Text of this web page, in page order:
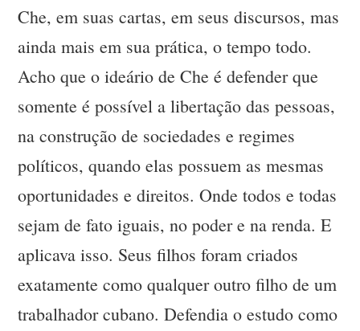
Che, em suas cartas, em seus discursos, mas
ainda mais em sua prática, o tempo todo.
Acho que o ideário de Che é defender que
somente é possível a libertação das pessoas,
na construção de sociedades e regimes
políticos, quando elas possuem as mesmas
oportunidades e direitos. Onde todos e todas
sejam de fato iguais, no poder e na renda. E
aplicava isso. Seus filhos foram criados
exatamente como qualquer outro filho de um
trabalhador cubano. Defendia o estudo como